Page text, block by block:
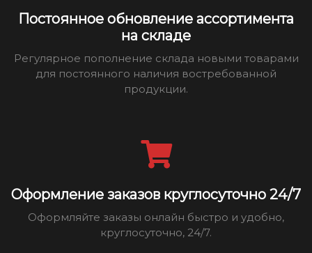
Постоянное обновление ассортимента
на складе
Регулярное пополнение склада новыми товарами
для постоянного наличия востребованной
продукции.
Оформление заказов круглосуточно 24/7
Оформляйте заказы онлайн быстро и удобно,
круглосуточно, 24/7.